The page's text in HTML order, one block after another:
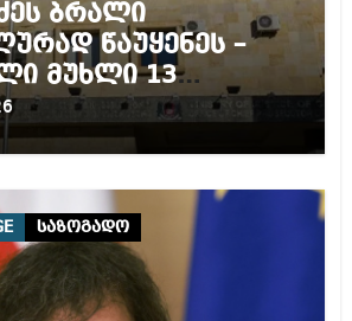
ბრალი
წაუყენეს –
მუხლი 13
საზოგადო